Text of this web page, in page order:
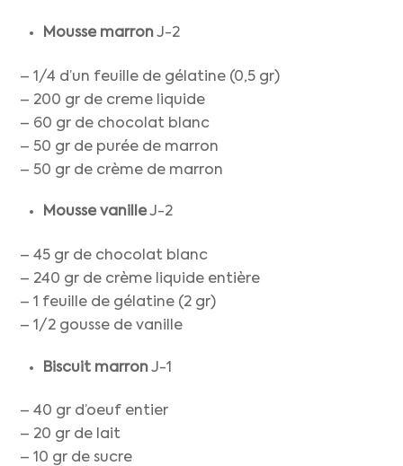
Mousse marronJ-2
– 1/4 d’un feuille de gélatine (0,5 gr)
– 200 gr de creme liquide
– 60 gr de chocolat blanc
– 50 gr de purée de marron
– 50 gr de crème de marron
Mousse vanilleJ-2
– 45 gr de chocolat blanc
– 240 gr de crème liquide entière
– 1 feuille de gélatine (2 gr)
– 1/2 gousse de vanille
Biscuit marronJ-1
– 40 gr d’oeuf entier
– 20 gr de lait
– 10 gr de sucre